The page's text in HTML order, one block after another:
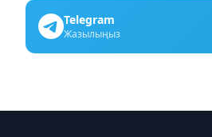
Telegram
Жазылыңыз